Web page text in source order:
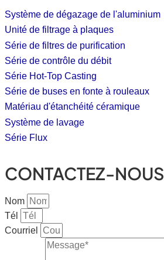
Système de dégazage de l'aluminium
Unité de filtrage à plaques
Série de filtres de purification
Série de contrôle du débit
Série Hot-Top Casting
Série de buses en fonte à rouleaux
Matériau d'étanchéité céramique
Système de lavage
Série Flux
CONTACTEZ-NOUS
Nom
Tél
Courriel